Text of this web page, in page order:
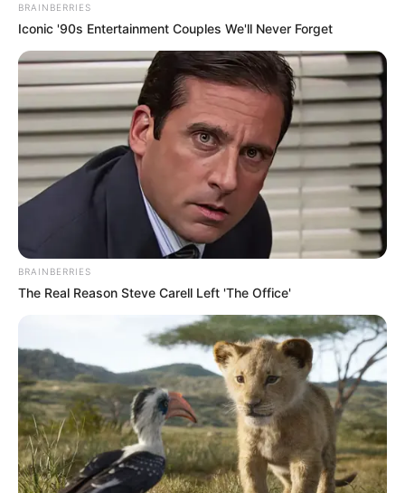
BRAINBERRIES
Iconic '90s Entertainment Couples We'll Never Forget
BRAINBERRIES
The Real Reason Steve Carell Left 'The Office'